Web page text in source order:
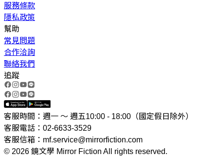
服務條款
隱私政策
幫助
常見問題
合作洽詢
聯絡我們
追蹤
客服時間：週一 ～ 週五10:00 - 18:00（國定假日除外）
客服電話：02-6633-3529
客服信箱：mf.service@mirrorfiction.com
© 2026 鏡文學 Mirror Fiction All rights reserved.